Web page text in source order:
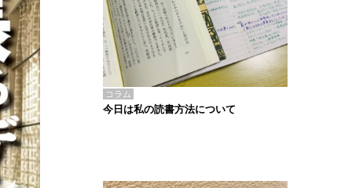
コラム
今日は私の読書方法について